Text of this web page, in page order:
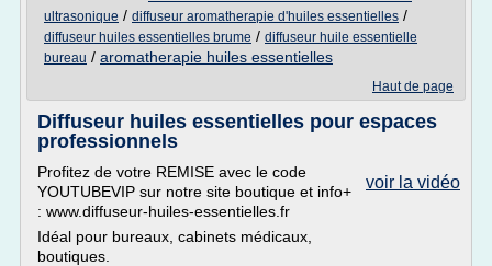
ultrasonique / diffuseur aromatherapie d'huiles essentielles /
diffuseur huiles essentielles brume / diffuseur huile essentielle
bureau / aromatherapie huiles essentielles
Haut de page
Diffuseur huiles essentielles pour espaces
professionnels
voir la vidéo
Profitez de votre REMISE avec le code
YOUTUBEVIP sur notre site boutique et info+
: www.diffuseur-huiles-essentielles.fr
Idéal pour bureaux, cabinets médicaux,
boutiques.